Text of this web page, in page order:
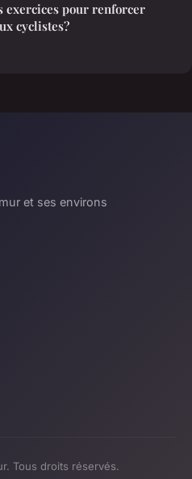
exercices pour renforcer
cyclistes?
et ses environs
Tous droits réservés.